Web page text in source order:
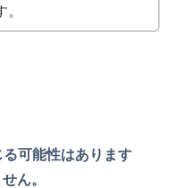
可能性はあります
ん。